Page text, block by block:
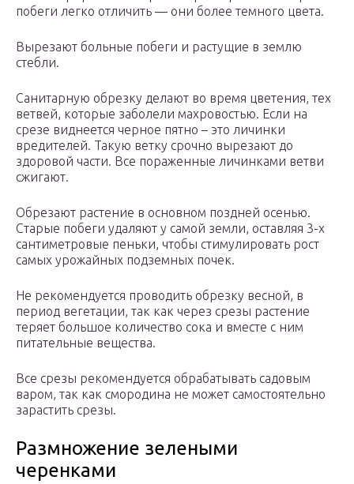
побеги легко отличить — они более темного цвета.
Вырезают больные побеги и растущие в землю
стебли.
Санитарную обрезку делают во время цветения, тех
ветвей, которые заболели махровостью. Если на
срезе виднеется черное пятно – это личинки
вредителей. Такую ветку срочно вырезают до
здоровой части. Все пораженные личинками ветви
сжигают.
Обрезают растение в основном поздней осенью.
Старые побеги удаляют у самой земли, оставляя 3-х
сантиметровые пеньки, чтобы стимулировать рост
самых урожайных подземных почек.
Не рекомендуется проводить обрезку весной, в
период вегетации, так как через срезы растение
теряет большое количество сока и вместе с ним
питательные вещества.
Все срезы рекомендуется обрабатывать садовым
варом, так как смородина не может самостоятельно
зарастить срезы.
Размножение зелеными
черенками